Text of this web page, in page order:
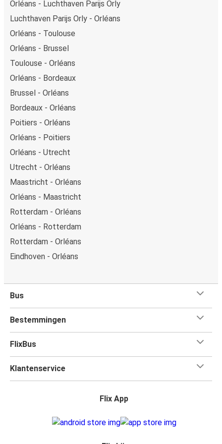
Orléans - Luchthaven Parijs Orly
Luchthaven Parijs Orly - Orléans
Orléans - Toulouse
Orléans - Brussel
Toulouse - Orléans
Orléans - Bordeaux
Brussel - Orléans
Bordeaux - Orléans
Poitiers - Orléans
Orléans - Poitiers
Orléans - Utrecht
Utrecht - Orléans
Maastricht - Orléans
Orléans - Maastricht
Rotterdam - Orléans
Orléans - Rotterdam
Rotterdam - Orléans
Eindhoven - Orléans
Bus
Bestemmingen
FlixBus
Klantenservice
Flix App